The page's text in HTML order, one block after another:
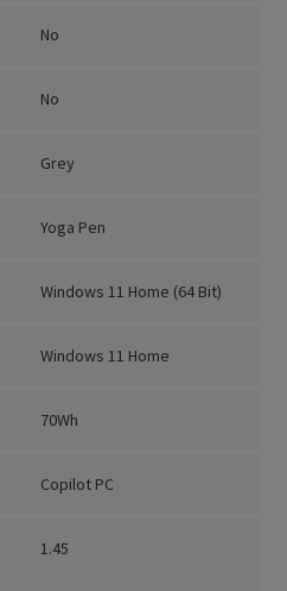
No
No
Grey
Yoga Pen
Windows 11 Home (64 Bit)
Windows 11 Home
70Wh
Copilot PC
1.45